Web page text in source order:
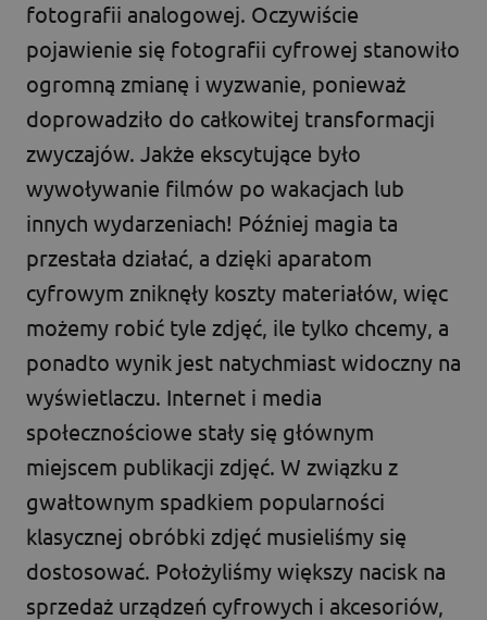
fotografii analogowej. Oczywiście
pojawienie się fotografii cyfrowej stanowiło
ogromną zmianę i wyzwanie, ponieważ
doprowadziło do całkowitej transformacji
zwyczajów. Jakże ekscytujące było
wywoływanie filmów po wakacjach lub
innych wydarzeniach! Później magia ta
przestała działać, a dzięki aparatom
cyfrowym zniknęły koszty materiałów, więc
możemy robić tyle zdjęć, ile tylko chcemy, a
ponadto wynik jest natychmiast widoczny na
wyświetlaczu. Internet i media
społecznościowe stały się głównym
miejscem publikacji zdjęć. W związku z
gwałtownym spadkiem popularności
klasycznej obróbki zdjęć musieliśmy się
dostosować. Położyliśmy większy nacisk na
sprzedaż urządzeń cyfrowych i akcesoriów,